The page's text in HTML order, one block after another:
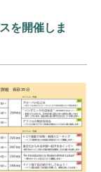
を開催しま